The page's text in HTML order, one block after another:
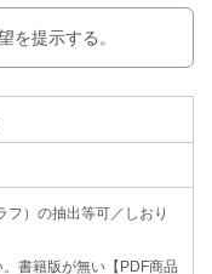
を提示する。
）の抽出等可／しおり
書籍版が無い【PDF商品